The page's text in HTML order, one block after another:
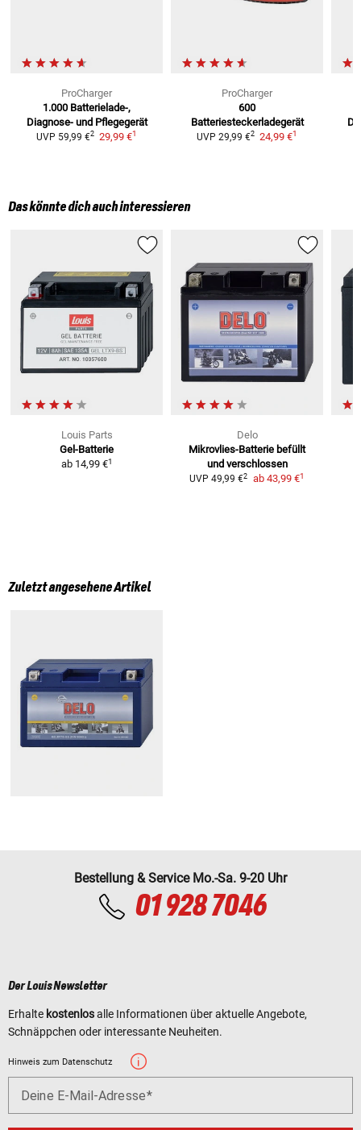
ProCharger
1.000 Batterielade-,
Diagnose- und Pflegegerät
UVP 59,99 €2 29,99 €1
ProCharger
600
Batteriesteckerladegerät
UVP 29,99 €2 24,99 €1
Das könnte dich auch interessieren
Louis Parts
Gel-Batterie
ab 14,99 €1
Delo
Mikrovlies-Batterie befüllt
und verschlossen
UVP 49,99 €2 ab 43,99 €1
Zuletzt angesehene Artikel
Bestellung & Service Mo.-Sa. 9-20 Uhr
01 928 7046
Der Louis Newsletter
Erhalte kostenlosalle Informationen über aktuelle Angebote,
Schnäppchen oder interessante Neuheiten.
Hinweis zum Datenschutz
Deine E-Mail-Adresse